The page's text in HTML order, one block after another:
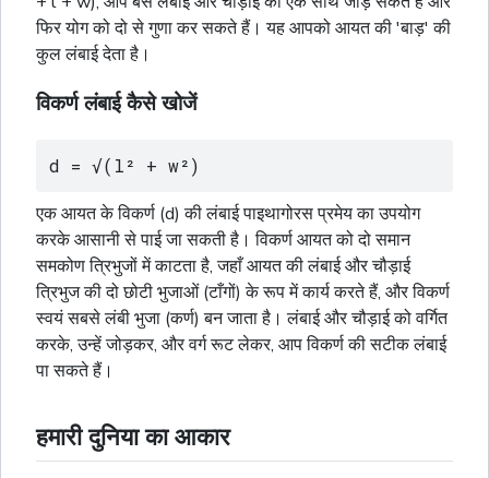
फिर योग को दो से गुणा कर सकते हैं। यह आपको आयत की 'बाड़' की
कुल लंबाई देता है।
विकर्ण लंबाई कैसे खोजें
d = √(l² + w²)
एक आयत के विकर्ण (d) की लंबाई पाइथागोरस प्रमेय का उपयोग
करके आसानी से पाई जा सकती है। विकर्ण आयत को दो समान
समकोणत्रिभुजोंमें काटता है, जहाँ आयत की लंबाई और चौड़ाई
त्रिभुजकी दो छोटी भुजाओं (टाँगों) के रूप में कार्य करते हैं, और विकर्ण
स्वयं सबसे लंबी भुजा (कर्ण) बन जाता है। लंबाई और चौड़ाई को वर्गित
करके, उन्हें जोड़कर, औरवर्गरूट लेकर, आप विकर्ण की सटीक लंबाई
पा सकते हैं।
हमारी दुनिया का आकार